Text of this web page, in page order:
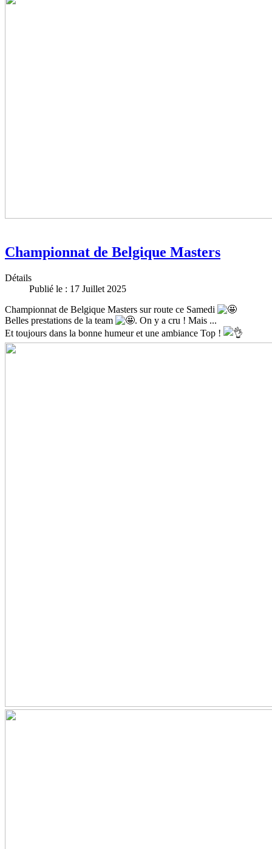
Championnat de Belgique Masters
Détails
Publié le : 17 Juillet 2025
Championnat de Belgique Masters sur route ce Samedi
Belles prestations de la team
. On y a cru ! Mais ...
Et toujours dans la bonne humeur et une ambiance Top !